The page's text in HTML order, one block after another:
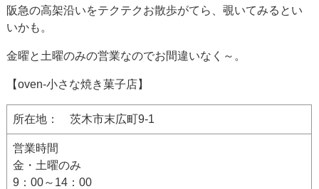
阪急の高架沿いをテクテクお散歩がてら、覗いてみるとい
いかも。
金曜と土曜のみの営業なのでお間違いなく～。
【oven-小さな焼き菓子店】
所在地： 茨木市末広町9-1
営業時間
金・土曜のみ
9：00～14：00